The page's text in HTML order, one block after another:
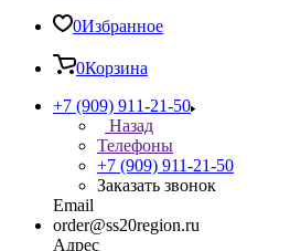
0Избранное
0Корзина
+7 (909) 911-21-50
Назад
Телефоны
+7 (909) 911-21-50
Заказать звонок
Email
order@ss20region.ru
Адрес